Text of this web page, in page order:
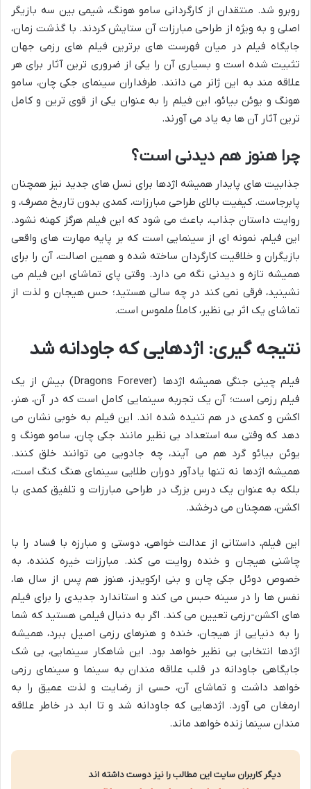
روبرو شد. منتقدان از کارگردانی سامو هونگ، شیمی بین سه بازیگر
اصلی و به ویژه از طراحی مبارزات آن ستایش کردند. با گذشت زمان،
جایگاه فیلم در میان فهرست های برترین فیلم های رزمی جهان
تثبیت شده است و بسیاری آن را یکی از ضروری ترین آثار برای هر
علاقه مند به این ژانر می دانند. طرفداران سینمای جکی چان، سامو
هونگ و یوئن بیائو، این فیلم را به عنوان یکی از قوی ترین و کامل
ترین آثار آن ها به یاد می آورند.
چرا هنوز هم دیدنی است؟
جذابیت های پایدار همیشه اژدها برای نسل های جدید نیز همچنان
پابرجاست. کیفیت بالای طراحی مبارزات، کمدی بدون تاریخ مصرف، و
روایت داستان جذاب، باعث می شود که این فیلم هرگز کهنه نشود.
این فیلم، نمونه ای از سینمایی است که بر پایه مهارت های واقعی
بازیگران و خلاقیت کارگردان ساخته شده و همین اصالت، آن را برای
همیشه تازه و دیدنی نگه می دارد. وقتی پای تماشای این فیلم می
نشینید، فرقی نمی کند در چه سالی هستید؛ حس هیجان و لذت از
تماشای یک اثر بی نظیر، کاملاً ملموس است.
نتیجه گیری: اژدهایی که جاودانه شد
فیلم چینی جنگی همیشه اژدها (Dragons Forever) بیش از یک
فیلم رزمی است؛ آن یک تجربه سینمایی کامل است که در آن، هنر،
اکشن و کمدی در هم تنیده شده اند. این فیلم به خوبی نشان می
دهد که وقتی سه استعداد بی نظیر مانند جکی چان، سامو هونگ و
یوئن بیائو گرد هم می آیند، چه جادویی می توانند خلق کنند.
همیشه اژدها نه تنها یادآور دوران طلایی سینمای هنگ کنگ است،
بلکه به عنوان یک درس بزرگ در طراحی مبارزات و تلفیق کمدی با
اکشن، همچنان می درخشد.
این فیلم، داستانی از عدالت خواهی، دوستی و مبارزه با فساد را با
چاشنی هیجان و خنده روایت می کند. مبارزات خیره کننده، به
خصوص دوئل جکی چان و بنی ارکویدز، هنوز هم پس از سال ها،
نفس ها را در سینه حبس می کند و استاندارد جدیدی را برای فیلم
های اکشن-رزمی تعیین می کند. اگر به دنبال فیلمی هستید که شما
را به دنیایی از هیجان، خنده و هنرهای رزمی اصیل ببرد، همیشه
اژدها انتخابی بی نظیر خواهد بود. این شاهکار سینمایی، بی شک
جایگاهی جاودانه در قلب علاقه مندان به سینما و سینمای رزمی
خواهد داشت و تماشای آن، حسی از رضایت و لذت عمیق را به
ارمغان می آورد. اژدهایی که جاودانه شد و تا ابد در خاطر علاقه
مندان سینما زنده خواهد ماند.
دیگر کاربران سایت این مطالب را نیز دوست داشته اند